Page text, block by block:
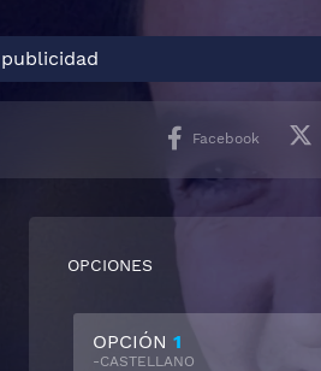
Facebook
OPCIONES
OPCIÓN 1
-CASTELLANO